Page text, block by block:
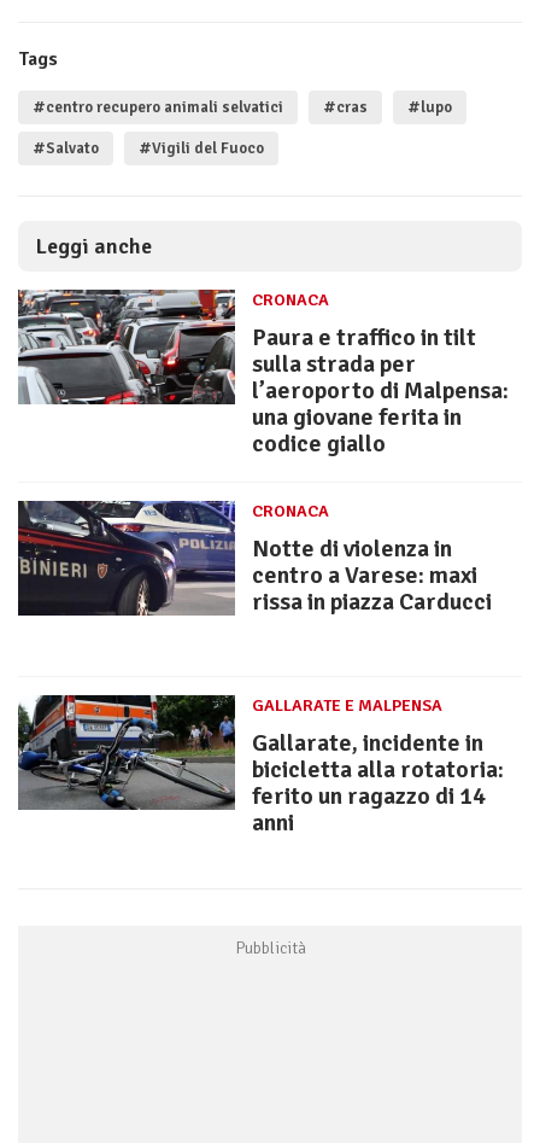
Tags
#centro recupero animali selvatici #cras #lupo
#Salvato #Vigili del Fuoco
Leggi anche
CRONACA
Paura e traffico in tilt
sulla strada per
l’aeroporto di Malpensa:
una giovane ferita in
codice giallo
CRONACA
Notte di violenza in
centro a Varese: maxi
rissa in piazza Carducci
GALLARATE E MALPENSA
Gallarate, incidente in
bicicletta alla rotatoria:
ferito un ragazzo di 14
anni